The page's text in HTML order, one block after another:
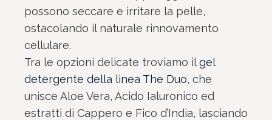
possono seccare e irritare la pelle,
ostacolando il naturale rinnovamento
cellulare.
Tra le opzioni delicate troviamo ilgel
detergente della linea The Duo, che
unisce Aloe Vera, Acido Ialuronico ed
estratti di Cappero e Fico d’India, lasciando